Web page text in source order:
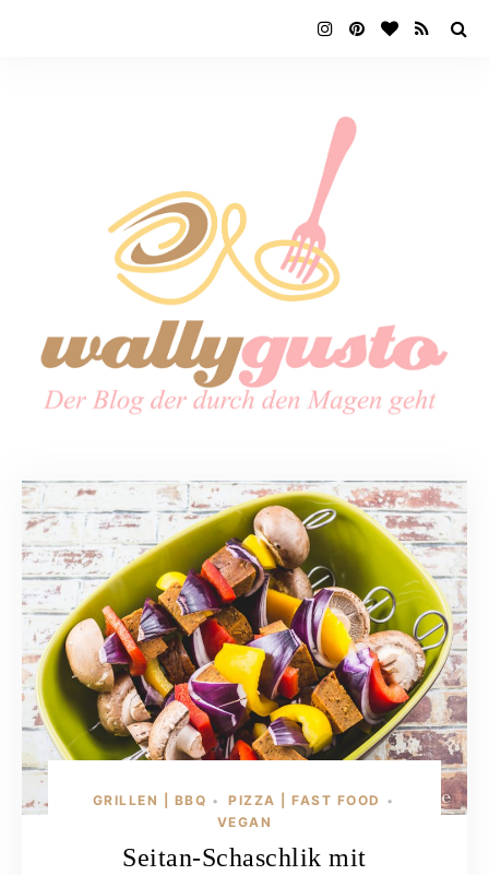
GRILLEN | BBQ • PIZZA | FAST FOOD •
VEGAN
Seitan-Schaschlik mit